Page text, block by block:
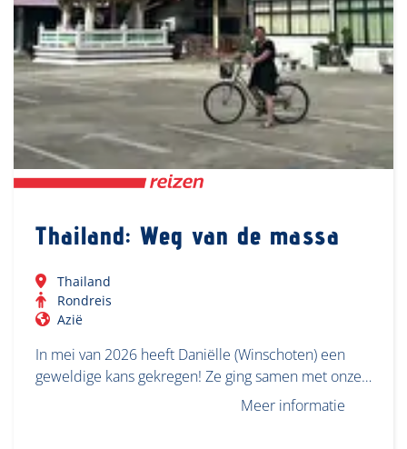
Thailand: Weg van de massa
Thailand
Rondreis
Azië
In mei van 2026 heeft Daniëlle (Winschoten) een
geweldige kans gekregen! Ze ging samen met onze…
Meer informatie